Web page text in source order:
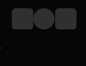
Login